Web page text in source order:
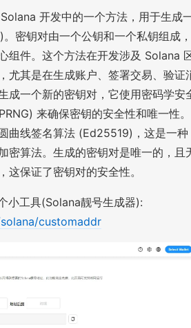
开发中的一个方法，用于生成
密钥对由一个公钥和一个私钥组成，
组件。这个方法在开发涉及 Solana
尤其是在生成账户、签署交易、验证
成一个新的密钥对，它使用密码学安
来确保密钥的安全性和唯一性。
曲线签名算法 (Ed25519)，这是一种
密算法。生成的密钥对是唯一的，且
这保证了密钥对的安全性。
小工具(Solana靓号生成器):
customaddr